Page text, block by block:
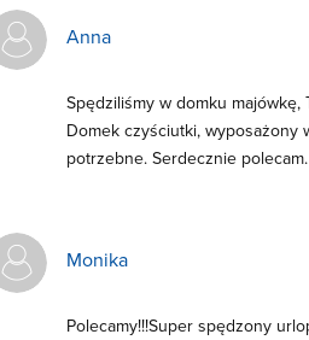
Anna
Spędziliśmy w domku majówkę,
Domek czyściutki, wyposażony
potrzebne. Serdecznie polecam.
Monika
Polecamy!!!Super spędzony